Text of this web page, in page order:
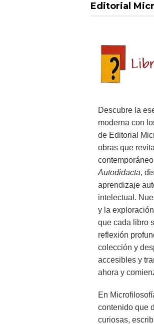
Editorial
Descubre la
moderna con
de Editorial
obras que
Autodidacta,
aprendizaje
intelectual.
y la
que cada libro
reflexión
colección y
accesibles y
ahora y
En
contenido que
curiosas,